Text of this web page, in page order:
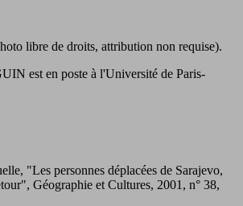
libre de droits, attribution non requise).
est en poste à l'Université de Paris-
"Les personnes déplacées de Sarajevo,
Géographie et Cultures, 2001, n° 38,